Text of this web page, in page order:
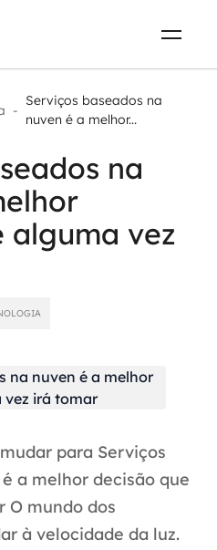
-
Serviços baseados na
nuven é a melhor...
na
alguma vez
para Serviços
a melhor decisão que
O mundo dos
à velocidade da luz.